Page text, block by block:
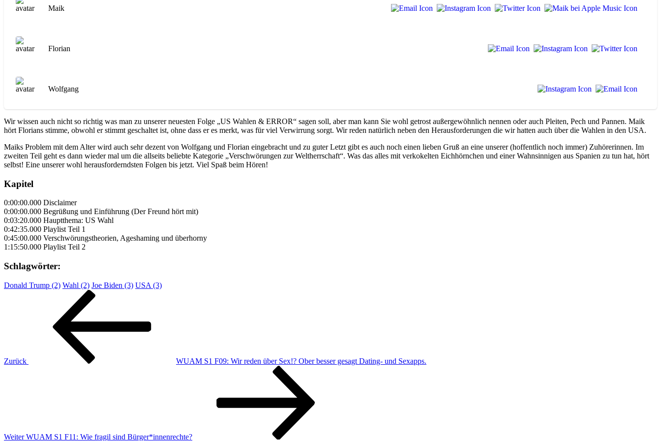
Maik
Florian
Wolfgang
Wir wissen auch nicht so richtig was man zu unserer neuesten Folge „US Wahlen & ERROR“ sagen soll, aber man kann Sie wohl getrost außergewöhnlich nennen oder auch Pleiten, Pech und Pannen. Maik
hört Florians stimme, obwohl er stimmt geschaltet ist, ohne dass er es merkt, was für viel Verwirrung sorgt. Wir reden natürlich neben den Herausforderungen die wir hatten auch über die Wahlen in den USA.
Maiks Problem mit dem Alter wird auch sehr dezent von Wolfgang und Florian eingebracht und zu guter Letzt gibt es auch noch einen lieben Gruß an eine unserer (hoffentlich noch immer) Zuhörerinnen. Im
zweiten Teil geht es dann wieder mal um die allseits beliebte Kategorie „Verschwörungen zur Weltherrschaft“. Was das alles mit verkokelten Eichhörnchen und einer Wahnsinnigen aus Spanien zu tun hat, hört
selbst! Eine unserer wohl herausforderndsten Folgen bis jetzt. Viel Spaß beim Hören!
Kapitel
0:00:00.000 Disclaimer
0:00:00.000 Begrüßung und Einführung (Der Freund hört mit)
0:03:20.000 Hauptthema: US Wahl
0:42:35.000 Playlist Teil 1
0:45:00.000 Verschwörungstheorien, Ageshaming und überhorny
1:15:50.000 Playlist Teil 2
Schlagwörter:
Donald Trump (2) Wahl (2) Joe Biden (3) USA (3)
Beitragsnavigation
Zurück
WUAM S1 F09: Wir reden über Sex!? Ober besser gesagt Dating- und Sexapps.
Weiter WUAM S1 F11: Wie fragil sind Bürger*innenrechte?